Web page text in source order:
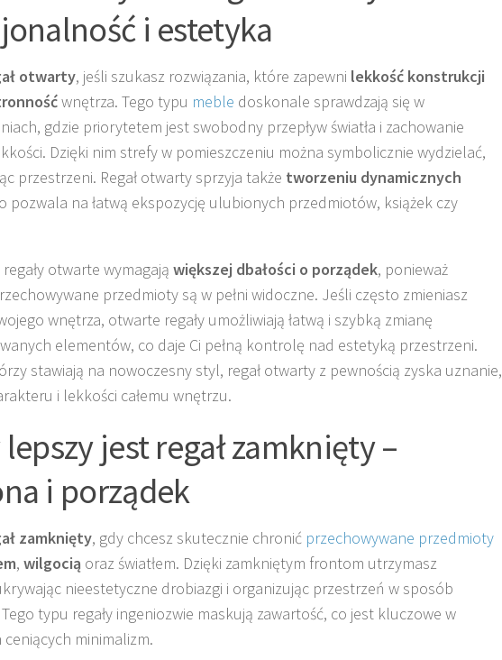
i estetyka
otwarty, jeśli szukasz rozwiązania, które zapewni lekkość konstrukcji
wnętrza. Tego typu meble doskonale sprawdzają się w
gdzie priorytetem jest swobodny przepływ światła i zachowanie
Dzięki nim strefy w pomieszczeniu można symbolicznie wydzielać,
przestrzeni. Regał otwarty sprzyja także tworzeniu dynamicznych
pozwala na łatwą ekspozycję ulubionych przedmiotów, książek czy
regały otwarte wymagają większej dbałości o porządek, ponieważ
przedmioty są w pełni widoczne. Jeśli często zmieniasz
wnętrza, otwarte regały umożliwiają łatwą i szybką zmianę
elementów, co daje Ci pełną kontrolę nad estetyką przestrzeni.
stawiają na nowoczesny styl, regał otwarty z pewnością zyska uznanie,
i lekkości całemu wnętrzu.
jest regał zamknięty –
i porządek
zamknięty, gdy chcesz skutecznie chronić przechowywane przedmioty
, wilgocią oraz światłem. Dzięki zamkniętym frontom utrzymasz
nieestetyczne drobiazgi i organizując przestrzeń w sposób
typu regały ingeniozwie maskują zawartość, co jest kluczowe w
ceniących minimalizm.